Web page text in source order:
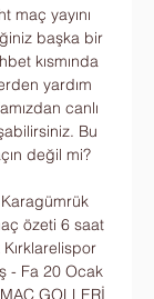
maç yayını
başka bir
kısmında
yardım
canlı
Bu
değil mi?
özeti 6 saat
- Fa 20 Ocak
GOLLERİ